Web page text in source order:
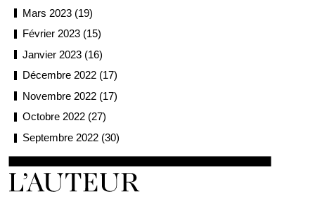
Mars 2023 (19)
Février 2023 (15)
Janvier 2023 (16)
Décembre 2022 (17)
Novembre 2022 (17)
Octobre 2022 (27)
Septembre 2022 (30)